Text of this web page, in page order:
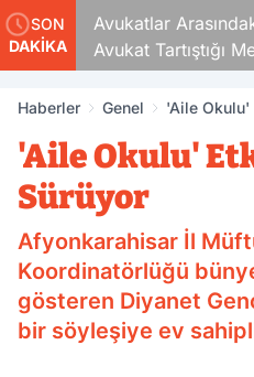
SON
DAKİKA
Avukatlar
Avukat Tartıştığı
Vurdu
Haberler Genel 'Aile Okulu'
'Aile Okulu'
Sürüyor
Afyonkarahisar İl
Koordinatörlüğü
gösteren Diyanet
bir söyleşiye ev